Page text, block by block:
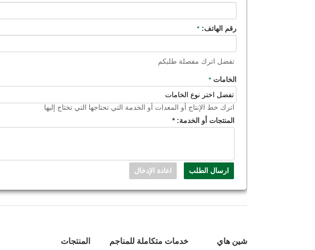
رقم الهاتف:*
تفضل اترك مفصلة طلبكم
الخامات*
اترك خط الإنتاج أو المعدات أو الخدمة التي تحتاجها التي تختاج إليها
المنتجات أو الخدمة:*
شين هاي خدمات متكاملة للمناجم المنتجات